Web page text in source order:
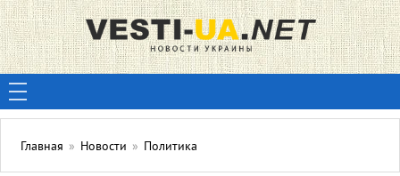
Главная » Новости » Политика